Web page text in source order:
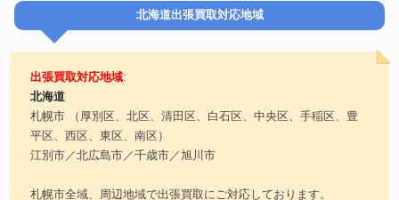
北海道出張買取対応地域
出張買取対応地域:
北海道
札幌市 （厚別区、北区、清田区、白石区、中央区、手稲区、豊
平区、西区、東区、南区）
江別市／北広島市／千歳市／旭川市
札幌市全域、周辺地域で出張買取にご対応しております。